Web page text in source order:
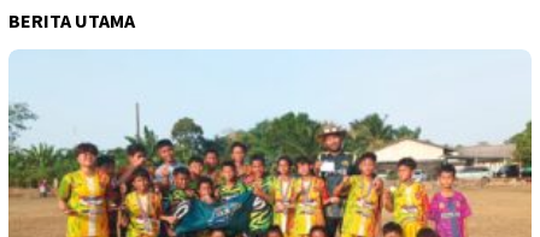
BERITA UTAMA